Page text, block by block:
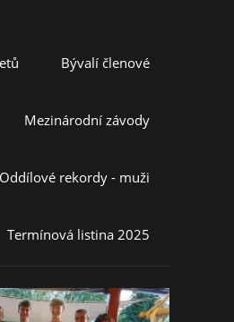
Bývalí členové
Mezinárodní závody
Oddílové rekordy - muži
Termínová listina 2025